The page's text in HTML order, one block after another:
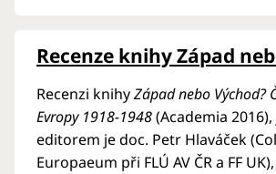
Recenze knihy Západ
Recenzi knihyZápad nebo Východ?
Evropy 1918-1948(Academia
editorem je doc. Petr Hlaváček
Europaeum při FLÚ AV ČR a FF